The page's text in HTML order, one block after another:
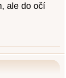
ale do očí